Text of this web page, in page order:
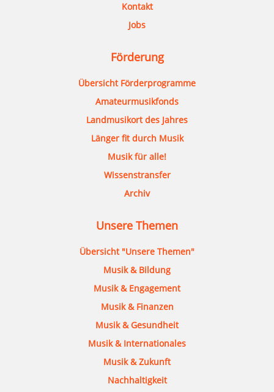
Kontakt
Jobs
Förderung
Übersicht Förderprogramme
Amateurmusikfonds
Landmusikort des Jahres
Länger fit durch Musik
Musik für alle!
Wissenstransfer
Archiv
Unsere Themen
Übersicht "Unsere Themen"
Musik & Bildung
Musik & Engagement
Musik & Finanzen
Musik & Gesundheit
Musik & Internationales
Musik & Zukunft
Nachhaltigkeit